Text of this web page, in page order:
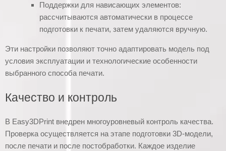
Поддержки для нависающих элементов:
рассчитываются автоматически в процессе
подготовки к печати, затем удаляются вручную.
Эти настройки позволяют точно адаптировать модель под
условия эксплуатации и технологические особенности
выбранного способа печати.
Качество и контроль
В Easy3DPrint внедрен многоуровневый контроль качества.
Проверка осуществляется на этапе подготовки 3D-модели,
после печати и после постобработки. Каждое изделие